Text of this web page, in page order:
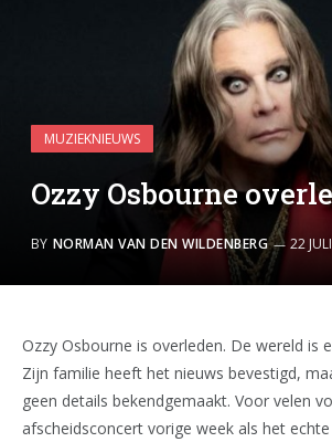
MUZIEKNIEUWS
Ozzy Osbourne
BY NORMAN VAN DEN WILDENBERG 22
Ozzy Osbourne is overleden. De wereld is
Zijn familie heeft het nieuws bevestigd,
geen details bekendgemaakt. Voor velen
afscheidsconcert vorige week als het